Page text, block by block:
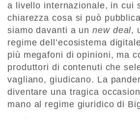
a livello internazionale, in cui
chiarezza cosa si può
siamo davanti a unnew deal,
regime dell’ecosistema
più megafoni di opinioni, ma
produttori di contenuti che
vagliano, giudicano. La
diventare una tragica
mano al regime giuridico di